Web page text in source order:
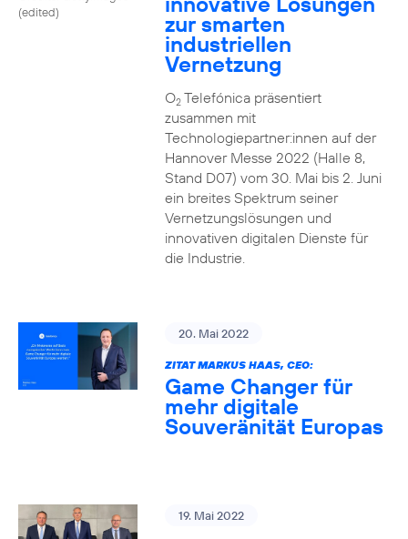
(edited)
zur smarten
industriellen
Vernetzung
O2Telefónica präsentiert
zusammen mit
Technologiepartner:innen auf der
Hannover Messe 2022 (Halle 8,
Stand D07) vom 30. Mai bis 2. Juni
ein breites Spektrum seiner
Vernetzungslösungen und
innovativen digitalen Dienste für
die Industrie.
20. Mai 2022
ZITAT MARKUS HAAS, CEO:
Game Changer für
mehr digitale
Souveränität Europas
19. Mai 2022